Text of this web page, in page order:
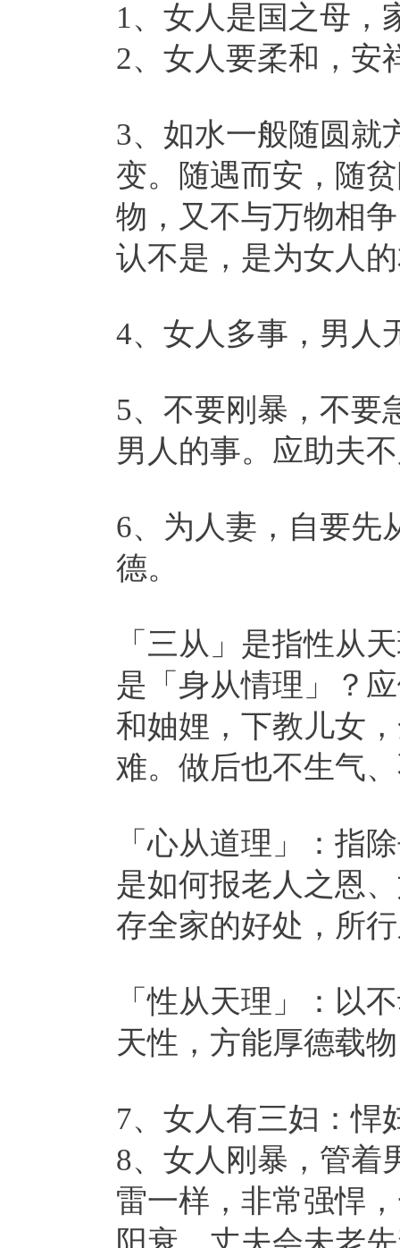
1、女人是国之母，
2、女人要柔和，安
3、如水一般随圆就
变。随遇而安，随
物，又不与万物相
认不是，是为女人
4、女人多事，男人
5、不要刚暴，不要
男人的事。应助夫
6、为人妻，自要先
德。
「三从」是指性从
是「身从情理」？
和妯娌，下教儿女
难。做后也不生气
「心从道理」：指
是如何报老人之恩
存全家的好处，所
「性从天理」：以
天性，方能厚德载
7、女人有三妇：悍
8、女人刚暴，管着
雷一样，非常强悍